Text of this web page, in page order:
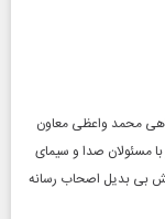
محمد واعظی معاون
مسئولان صدا و سیمای
بی بدیل اصحاب رسانه